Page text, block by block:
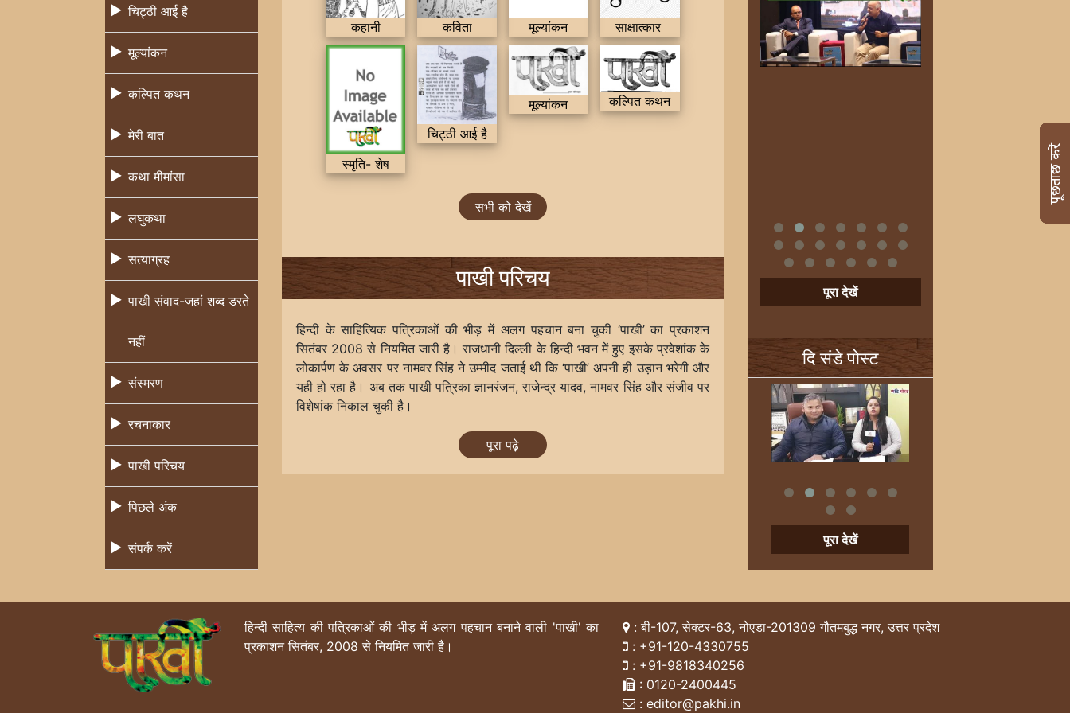
चिट्ठी आई है
मूल्यांकन
कल्पित कथन
मेरी बात
कथा मीमांसा
लघुकथा
सत्याग्रह
पाखी संवाद-जहां शब्द डरते
नहीं
संस्मरण
रचनाकार
पाखी परिचय
पिछले अंक
संपर्क करें
कहानी कविता मूल्यांकन साक्षात्कार
स्मृति- शेष
चिट्ठी आई है
मूल्यांकन कल्पित कथन
सभी को देखें
पाखी परिचय
हिन्दी के साहित्यिक पत्रिकाओं की भीड़ में अलग पहचान बना चुकी ‘पाखी’ का प्रकाशन
सितंबर 2008 से नियमित जारी है। राजधानी दिल्ली के हिन्दी भवन में हुए इसके प्रवेशांक के
लोकार्पण के अवसर पर नामवर सिंह ने उम्मीद जताई थी कि ‘पाखी’ अपनी ही उड़ान भरेगी और
यही हो रहा है। अब तक पाखी पत्रिका ज्ञानरंजन, राजेन्द्र यादव, नामवर सिंह और संजीव पर
विशेषांक निकाल चुकी है।
पूरा पढ़े
पूरा देखें
दि संडे पोस्ट
पूरा देखें
हिन्दी साहित्य की पत्रिकाओं की भीड़ में अलग पहचान बनाने वाली 'पाखी' का
प्रकाशन सितंबर, 2008 से नियमित जारी है।
: बी-107, सेक्टर-63, नोएडा-201309 गौतमबुद्ध नगर, उत्तर प्रदेश
: +91-120-4330755
: +91-9818340256
: 0120-2400445
: editor@pakhi.in